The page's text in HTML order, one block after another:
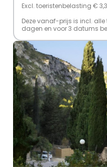
Excl. toeristenbelasting €
Deze vanaf-prijs is incl.
dagen en voor 3 datums